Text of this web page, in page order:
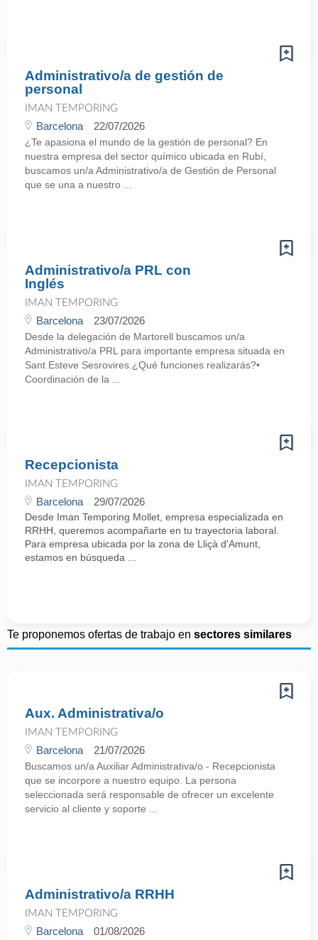
Administrativo/a de gestión de
personal
IMAN TEMPORING
Barcelona 22/07/2026
¿Te apasiona el mundo de la gestión de personal? En
nuestra empresa del sector químico ubicada en Rubí,
buscamos un/a Administrativo/a de Gestión de Personal
que se una a nuestro ...
Administrativo/a PRL con
Inglés
IMAN TEMPORING
Barcelona 23/07/2026
Desde la delegación de Martorell buscamos un/a
Administrativo/a PRL para importante empresa situada en
Sant Esteve Sesrovires.¿Qué funciones realizarás?•
Coordinación de la ...
Recepcionista
IMAN TEMPORING
Barcelona 29/07/2026
Desde Iman Temporing Mollet, empresa especializada en
RRHH, queremos acompañarte en tu trayectoria laboral.
Para empresa ubicada por la zona de Lliçà d'Amunt,
estamos en búsqueda ...
Te proponemos ofertas de trabajo en sectores similares
Aux. Administrativa/o
IMAN TEMPORING
Barcelona 21/07/2026
Buscamos un/a Auxiliar Administrativa/o - Recepcionista
que se incorpore a nuestro equipo. La persona
seleccionada será responsable de ofrecer un excelente
servicio al cliente y soporte ...
Administrativo/a RRHH
IMAN TEMPORING
Barcelona 01/08/2026